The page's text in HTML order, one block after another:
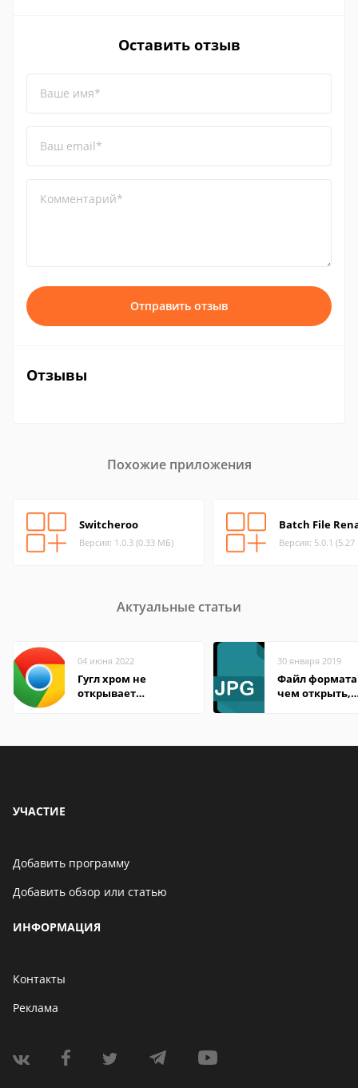
Оставить отзыв
Ваше имя*
Ваш email*
Комментарий*
Отправить отзыв
Отзывы
Похожие приложения
Switcheroo
Версия: 1.0.3 (0.33 МБ)
Batch File
Версия: 5.0.1
Актуальные статьи
04 июня 2022
Гугл хром не
открывает
30 января 2019
Файл формата
чем открыть,
УЧАСТИЕ
Добавить программу
Добавить обзор или статью
ИНФОРМАЦИЯ
Контакты
Реклама